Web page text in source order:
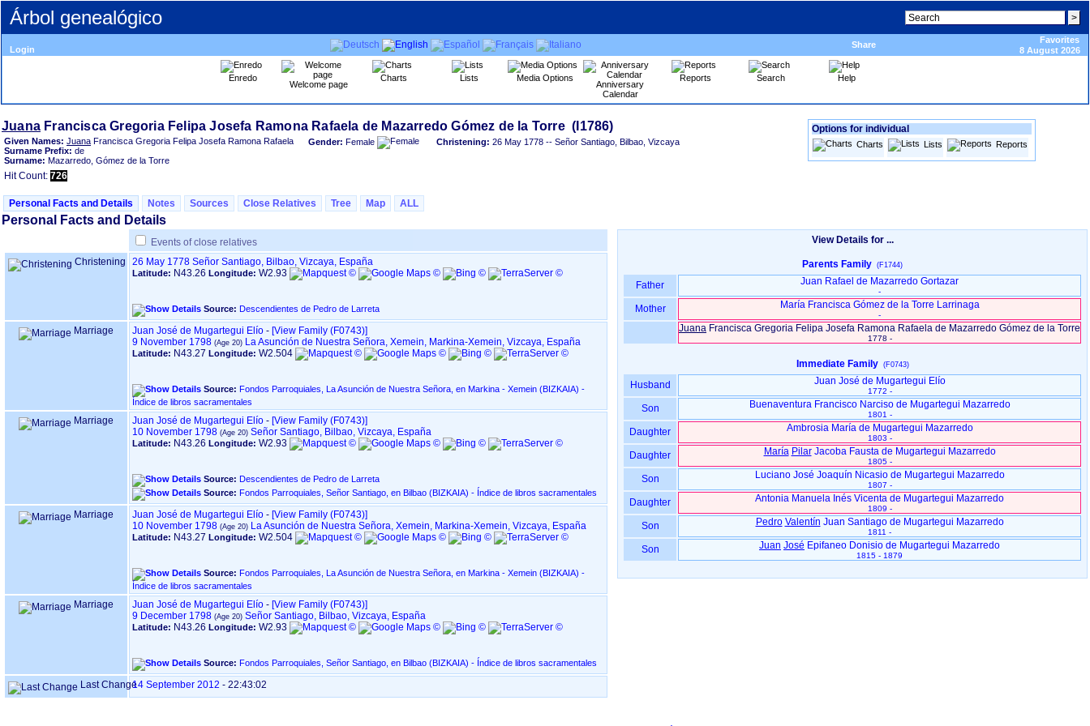
Árbol genealógico
Login Share
Favorites
8 August 2026
Enredo
Welcome page
Charts Lists Media Options
Anniversary
Calendar
Reports Search Help
Juana
Given Names: Juana Francisca Gregoria Felipa Josefa Ramona Rafaela
Surname Prefix: de
Surname: Mazarredo, Gómez de la Torre
Gender: Female Christening: 26 May 1778 -- Señor Santiago, Bilbao, Vizcaya
Hit Count: 726
Options for individual
Charts Lists Reports
Personal Facts and Details Notes Sources Close Relatives Tree Map ALL
Personal Facts and Details
Events of close relatives
Christening
26 May 1778 Señor Santiago, Bilbao, Vizcaya, España
Latitude: N43.26 Longitude: W2.93
Source: Descendientes de Pedro de Larreta
Marriage Juan José de Mugartegui Elío - ‎[View Family ‎(F0743)‎‎]
9 November 1798
La Asunción de Nuestra Señora, Xemein, Markina-Xemein, Vizcaya, España
Latitude: N43.27 Longitude: W2.504
Source: Fondos Parroquiales, La Asunción de Nuestra Señora, en Markina - Xemein ‏(BIZKAIA)‏ -
Índice de libros sacramentales
Marriage Juan José de Mugartegui Elío - ‎[View Family ‎(F0743)‎‎]
10 November 1798
Señor Santiago, Bilbao, Vizcaya, España
Latitude: N43.26 Longitude: W2.93
Source: Descendientes de Pedro de Larreta
Source:
Fondos Parroquiales, Señor Santiago, en Bilbao ‏(BIZKAIA)‏ - Índice de libros sacramentales
Marriage Juan José de Mugartegui Elío - ‎[View Family ‎(F0743)‎‎]
10 November 1798
La Asunción de Nuestra Señora, Xemein, Markina-Xemein, Vizcaya, España
Latitude: N43.27 Longitude: W2.504
Source: Fondos Parroquiales, La Asunción de Nuestra Señora, en Markina - Xemein ‏(BIZKAIA)‏ -
Índice de libros sacramentales
Marriage Juan José de Mugartegui Elío - ‎[View Family ‎(F0743)‎‎]
9 December 1798
Señor Santiago, Bilbao, Vizcaya, España
Latitude: N43.26 Longitude: W2.93
Source: Fondos Parroquiales, Señor Santiago, en Bilbao ‏(BIZKAIA)‏ - Índice de libros sacramentales
Last Change14 September 2012 - 22:43:02
View Details for ...
Parents Family (F1744)
Father Juan Rafael de Mazarredo Gortazar
-
Mother María Francisca Gómez de la Torre Larrinaga
-
Juana Francisca Gregoria Felipa Josefa Ramona Rafaela de Mazarredo Gómez de la Torre
1778 -
Immediate Family (F0743)
Husband Juan José de Mugartegui Elío
1772 -
Son Buenaventura Francisco Narciso de Mugartegui Mazarredo
1801 -
Daughter Ambrosia María de Mugartegui Mazarredo
1803 -
Daughter María PilarJacoba Fausta de Mugartegui Mazarredo
1805 -
Son Luciano José Joaquín Nicasio de Mugartegui Mazarredo
1807 -
Daughter Antonia Manuela Inés Vicenta de Mugartegui Mazarredo
1809 -
Son Pedro Valentín Juan Santiago de Mugartegui Mazarredo
1811 -
Son Juan José Epifaneo Donisio de Mugartegui Mazarredo
1815 - 1879